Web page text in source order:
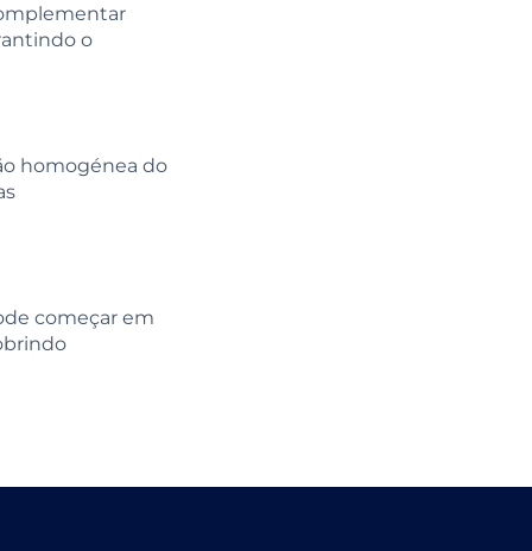
o
homogénea do
começar em